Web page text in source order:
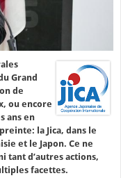
Grand
de
ou encore
ans en
la Jica, dans le
et le Japon. Ce ne
tant d’autres actions,
facettes.